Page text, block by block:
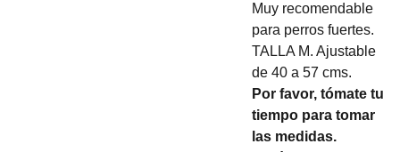
Muy recomendable
para perros fuertes.
TALLA M. Ajustable
de 40 a 57 cms.
Por favor, tómate tu
tiempo para tomar
las medidas.